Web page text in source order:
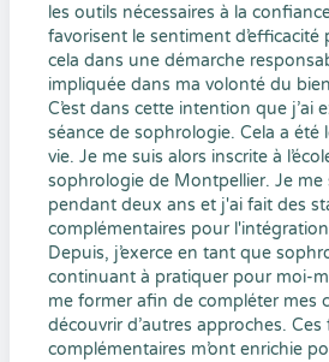
les outils nécessaires à la
favorisent le sentiment d’efficacité
cela dans une démarche
impliquée dans ma volonté du
C’est dans cette intention que j’ai
séance de sophrologie. Cela a été
vie. Je me suis alors inscrite à
sophrologie de Montpellier. Je me
pendant deux ans et j'ai fait des
complémentaires pour
Depuis, j’exerce en tant que
continuant à pratiquer pour moi-
me former afin de compléter mes
découvrir d’autres approches.
complémentaires m’ont enrichie